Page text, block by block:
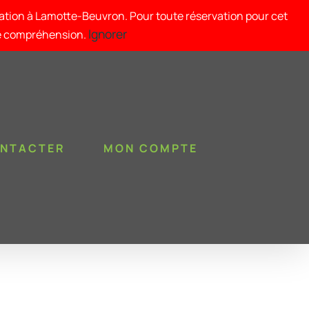
à Lamotte-Beuvron. Pour toute réservation pour cet
compréhension. Ignorer
MON COMPTE